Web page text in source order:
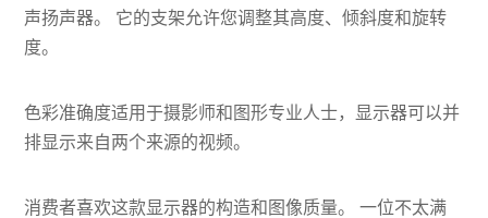
声扬声器。 它的支架允许您调整其高度、倾斜度和旋转
度。
色彩准确度适用于摄影师和图形专业人士，显示器可以并
排显示来自两个来源的视频。
消费者喜欢这款显示器的构造和图像质量。 一位不太满